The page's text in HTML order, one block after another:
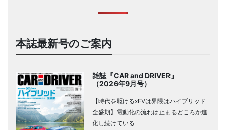
本誌最新号のご案内
雑誌『CAR and DRIVER』
（2026年9月号）
【時代を駆けるxEVは界隈はハイブリッド
全盛期】電動化の流れは止まるどころか進
化し続けている